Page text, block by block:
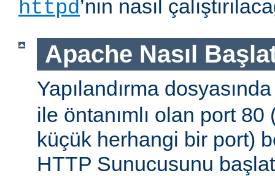
httpd’nin nasıl
Apache Nasıl
Yapılandırma
ile öntanımlı olan port 80
küçük herhangi bir port)
HTTP Sunucusunu